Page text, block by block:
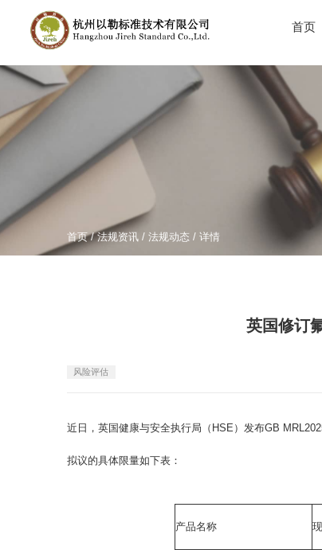
首页
首页/法规资讯 / 法规动态 / 详情
英国修订
风险评估
近日，英国健康与安全执行局（HSE）发布GB
拟议的具体限量如下表：
产品名称